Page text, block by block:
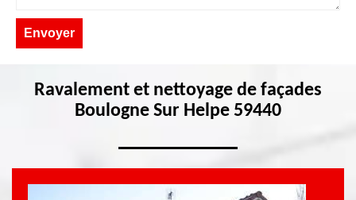
Ravalement et nettoyage de façades
Boulogne Sur Helpe 59440